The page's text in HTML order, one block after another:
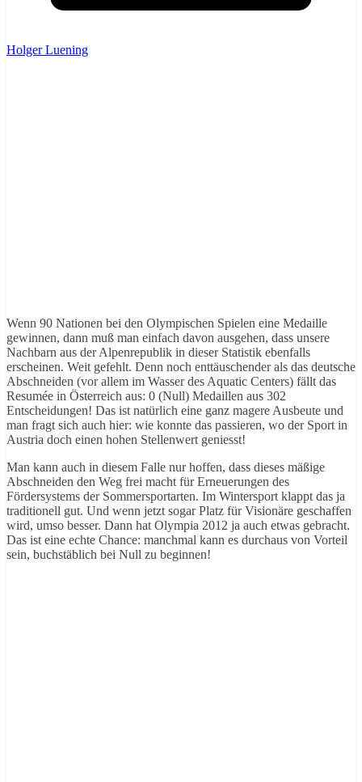
Holger Luening
Wenn 90 Nationen bei den Olympischen Spielen eine Medaille
gewinnen, dann muß man einfach davon ausgehen, dass unsere
Nachbarn aus der Alpenrepublik in dieser Statistik ebenfalls
erscheinen. Weit gefehlt. Denn noch enttäuschender als das deutsche
Abschneiden (vor allem im Wasser des Aquatic Centers) fällt das
Resumée in Österreich aus: 0 (Null) Medaillen aus 302
Entscheidungen! Das ist natürlich eine ganz magere Ausbeute und
man fragt sich auch hier: wie konnte das passieren, wo der Sport in
Austria doch einen hohen Stellenwert geniesst!
Man kann auch in diesem Falle nur hoffen, dass dieses mäßige
Abschneiden den Weg frei macht für Erneuerungen des
Fördersystems der Sommersportarten. Im Wintersport klappt das ja
traditionell gut. Und wenn jetzt sogar Platz für Visionäre geschaffen
wird, umso besser. Dann hat Olympia 2012 ja auch etwas gebracht.
Das ist eine echte Chance: manchmal kann es durchaus von Vorteil
sein, buchstäblich bei Null zu beginnen!